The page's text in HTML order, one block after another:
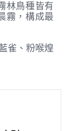
唐納雀、烏
深度